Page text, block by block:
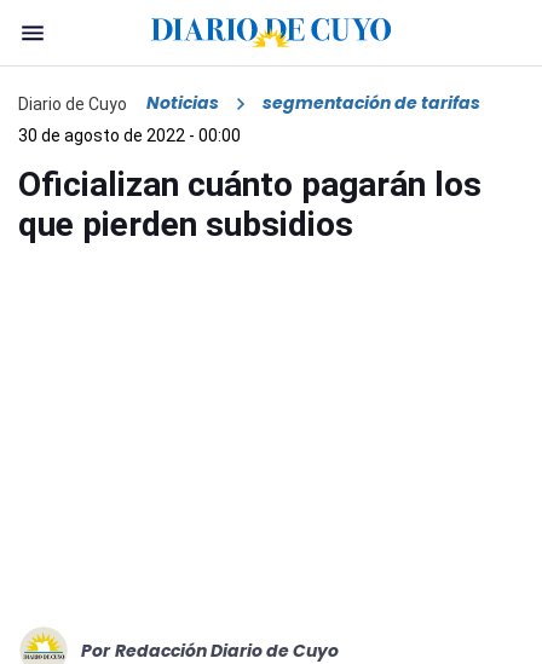
Diario de Cuyo Noticias segmentación de tarifas
30 de agosto de 2022 - 00:00
Oficializan cuánto pagarán los
que pierden subsidios
Por Redacción Diario de Cuyo